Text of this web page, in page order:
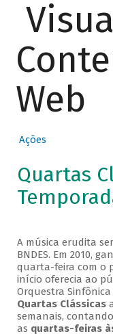
Web
Ações
Quartas
A música erudita
BNDES. Em 2010,
quarta-feira com o
início oferecia ao
Orquestra Sinfônica
Quartas Clássicas
semanais,
as quartas-feiras